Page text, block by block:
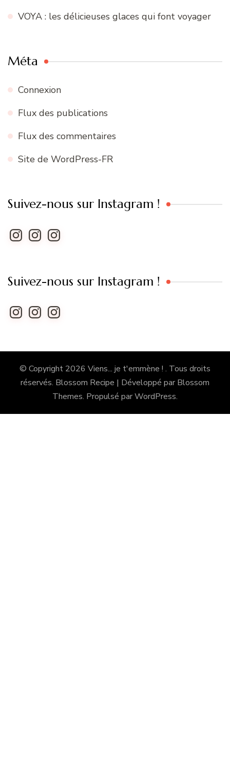
VOYA : les délicieuses glaces qui font voyager
Méta
Connexion
Flux des publications
Flux des commentaires
Site de WordPress-FR
Suivez-nous sur Instagram !
Instagram
InstagramInstagram
Suivez-nous sur Instagram !
Instagram
InstagramInstagram
© Copyright 2026 Viens... je t'emmène ! . Tous droits
réservés. Blossom Recipe | Développé par Blossom
Themes. Propulsé parWordPress.